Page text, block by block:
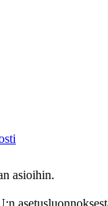
asioihin.